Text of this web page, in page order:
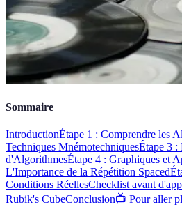
Sommaire
IntroductionÉtape 1 : Comprendre les
Techniques MnémotechniquesÉtape 3 :
d'AlgorithmesÉtape 4 : Graphiques et
L'Importance de la Répétition Spaced
Conditions RéellesChecklist avant
Rubik's CubeConclusion📺 Pour aller